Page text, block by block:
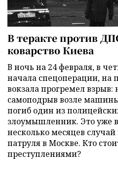
В теракте против
коварство Киева
В ночь на 24 февраля, в
начала спецоперации, на
вокзала прогремел взрыв:
самоподрыв возле
погиб один из
злоумышленник. Это уже
несколько месяцев
патруля в Москве. Кто
преступлениями?